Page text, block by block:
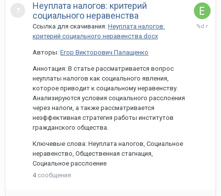
Неуплата налогов: критерий
социального неравенства
Ссылка для скачивания: Неуплата налогов:
критерий социального неравенства.docx
Авторы: Егор Викторович Палащенко
Аннотация: В статье рассматривается вопрос
неуплаты налогов как социального явления,
которое приводит к социальному неравенству.
Анализируются условия социального расслоения
через налоги, а также рассматривается
неэффективная стратегия работы институтов
гражданского общества.
Ключевые слова: Неуплата налогов, Социальное
неравенство, Общественная стагнация,
Социальное расслоение
4 сообщения
26